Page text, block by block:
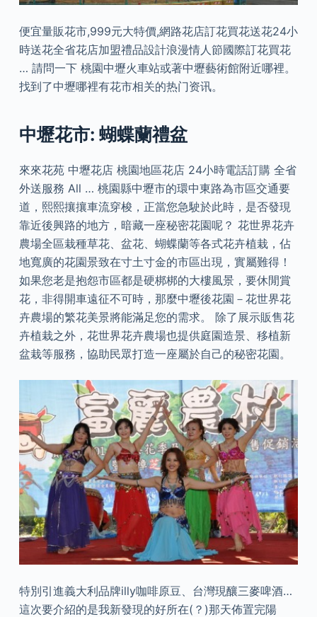
便宜量販花市,999元大特價,網路花店訂花買花送花24小
時送花全省花店加盟禮品設計浪漫情人節國際訂花買花
… 請問一下 桃園中壢火車站或著中壢藝術館附近哪裡。
找到了中壢哪裡有花市相关的热门资讯。
中壢花市: 蝴蝶蘭禮盆
來來花苑 中壢花店 桃園地區花店 24小時電話訂購 全省
外送服務 All … 桃園縣中壢市的環中東路為市區交通要
道，熙熙攘攘車流穿梭，正當您急駛於此時，是否發現
靠近後興路的地方，暗藏一座秘密花園呢？ 花世界花卉
農場全區栽種草花、盆花、蝴蝶蘭等各式花卉植栽，佔
地寬廣的花園景致在寸土寸金的市區出現，實屬難得！
如果您老是抱怨市區都是硬梆梆的大樓風景，要休閒賞
花，非得開車遠征不可時，那麼中壢後花園－花世界花
卉農場的繁花美景將能滿足您的需求。 除了展示販售花
卉植栽之外，花世界花卉農場也提供庭園造景、移植新
盆栽等服務，協助民眾打造一座屬於自己的秘密花園。
特別引進義大利品牌illy咖啡原豆、台灣現釀三麥啤酒…
這次要介紹的是我新發現的好所在(？)那天佈置完陽